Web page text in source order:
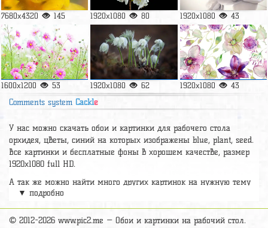
7680x4320 145 1920x1080 80 1920x1080 43
1600x1200 53 1920x1080 62 1920x1080 43
Comments system Cackle
У нас можно скачать обои и картинки для рабочего стола
орхидея, цветы, синий на которых изображены blue, plant, seed.
Все картинки и бесплатные фоны в хорошем качестве, размер
1920х1080 full HD.
А так же можно найти много других картинок на нужную тему
разделобои Цветы
большое количество красивых широкоформатных картинок, фото
и обоев хорошего hd качества бесплатно и на телефон.
▼ подробно
© 2012-2026 www.pic2.me — Обои и картинки на рабочий стол.